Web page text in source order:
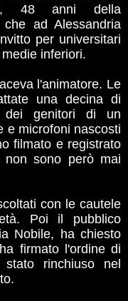
48 anni della
ad Alessandria
per universitari
inferiori.
l'animatore. Le
una decina di
genitori di un
e microfoni nascosti
filmato e registrato
non sono però mai
con le cautele
Poi il pubblico
Nobile, ha chiesto
firmato l'ordine di
rinchiuso nel